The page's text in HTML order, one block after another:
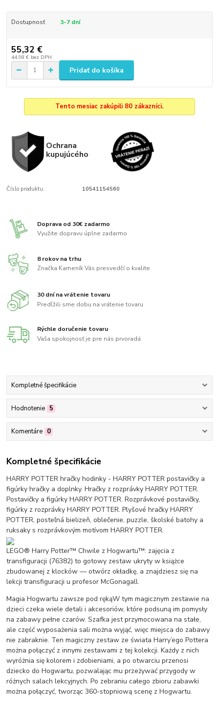
Dostupnosť 3-7 dní
55,32 €
44,98 € bez DPH
Pridať do košíka
Tento mesiac zakúpili 80 zákazníci.
Ochrana
kupujúcého
Číslo produktu: 10541154560
Doprava od 30€ zadarmo
Využite dopravu úplne zadarmo
8 rokov na trhu
Značka Kameník Vás presvedčí o kvalite
30 dní na vrátenie tovaru
Predĺžili sme dobu na vrátenie tovaru
Rýchle doručenie tovaru
Vaša spokojnosť je pre nás prvoradá
Kompletné špecifikácie
Hodnotenie 5
Komentáre 0
Kompletné špecifikácie
HARRY POTTER hračky hodinky - HARRY POTTER postavičky a
figúrky hračky a doplnky. Hračky z rozprávky HARRY POTTER.
Postavičky a figúrky HARRY POTTER. Rozprávkové postavičky,
figúrky z rozprávky HARRY POTTER. Plyšové hračky HARRY
POTTER, posteľná bielizeň, oblečenie, puzzle, školské batohy a
ruksaky s rozprávkovým motívom HARRY POTTER.
LEGO® Harry Potter™ Chwile z Hogwartu™: zajęcia z
transfiguracji (76382) to gotowy zestaw ukryty w książce
zbudowanej z klocków — otwórz okładkę, a znajdziesz się na
lekcji transfiguracji u profesor McGonagall.
Magia Hogwartu zawsze pod rękąW tym magicznym zestawie na
dzieci czeka wiele detali i akcesoriów, które podsuną im pomysły
na zabawy pełne czarów. Szafka jest przymocowana na stałe,
ale część wyposażenia sali można wyjąć, więc miejsca do zabawy
nie zabraknie. Ten magiczny zestaw ze świata Harry’ego Pottera
można połączyć z innymi zestawami z tej kolekcji. Każdy z nich
wyróżnia się kolorem i zdobieniami, a po otwarciu przenosi
dziecko do Hogwartu, pozwalając mu przeżywać przygody w
różnych salach lekcyjnych. Po zebraniu całego zbioru zabawki
można połączyć, tworząc 360-stopniową scenę z Hogwartu.